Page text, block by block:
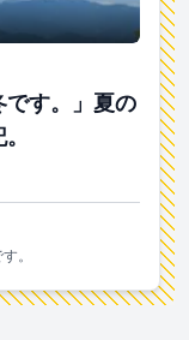
。」夏の高尾山に登
です。」夏の
。